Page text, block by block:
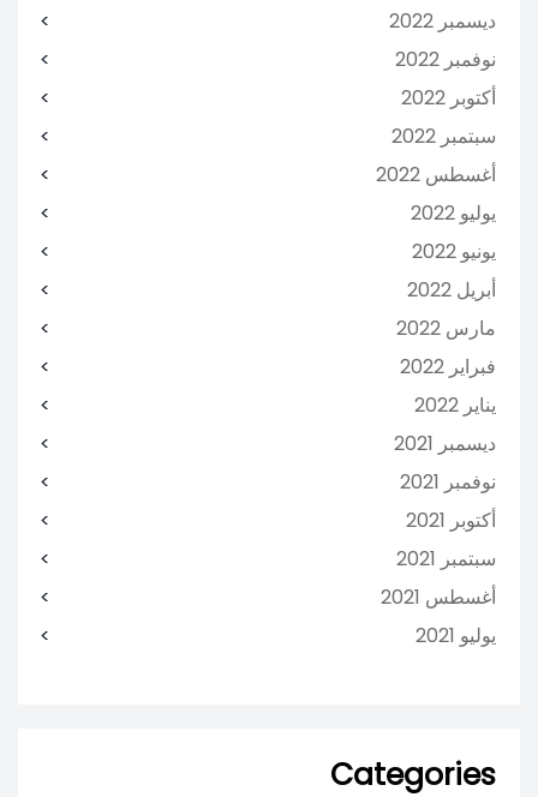
ديسمبر 2022
نوفمبر 2022
أكتوبر 2022
سبتمبر 2022
أغسطس 2022
يوليو 2022
يونيو 2022
أبريل 2022
مارس 2022
فبراير 2022
يناير 2022
ديسمبر 2021
نوفمبر 2021
أكتوبر 2021
سبتمبر 2021
أغسطس 2021
يوليو 2021
Categories